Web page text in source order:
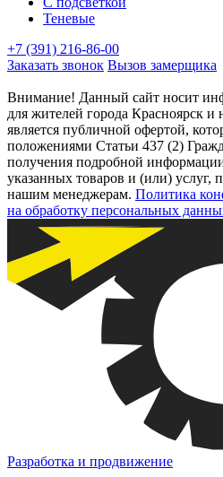
Теневые
+7 (391) 216-86-00
Заказать звонок Вызов замерщика
Внимание! Данный сайт носит
для жителей города Красноярск
является публичной офертой,
положениями Статьи 437 (2)
получения подробной
указанных товаров и (или) услуг,
нашим менеджерам. Политика
на обработку персональных
Разработка и продвижение